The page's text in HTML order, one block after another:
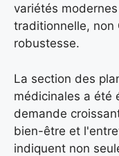
variétés
traditionnelle, non
robustesse.
La section des
médicinales a été
demande
bien-être et
indiquent non